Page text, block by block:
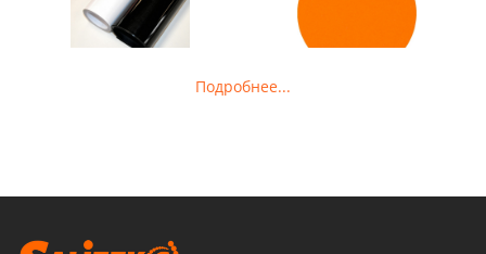
Подробнее...